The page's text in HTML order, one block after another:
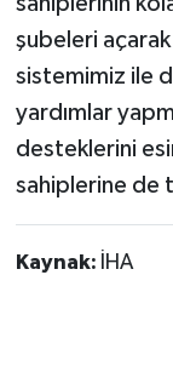
şubeleri
sistemimiz ile
yardımlar
desteklerini
sahiplerine de
Kaynak: İHA